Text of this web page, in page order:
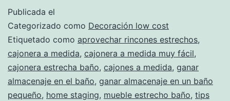
el
baño
Publicada el
Categorizado como Decoración low cost
Etiquetado como aprovechar rincones estrechos,
cajonera a medida, cajonera a medida muy fácil,
cajonera estrecha baño, cajones a medida, ganar
almacenaje en el baño, ganar almacenaje en un baño
pequeño, home staging, mueble estrecho baño, tips